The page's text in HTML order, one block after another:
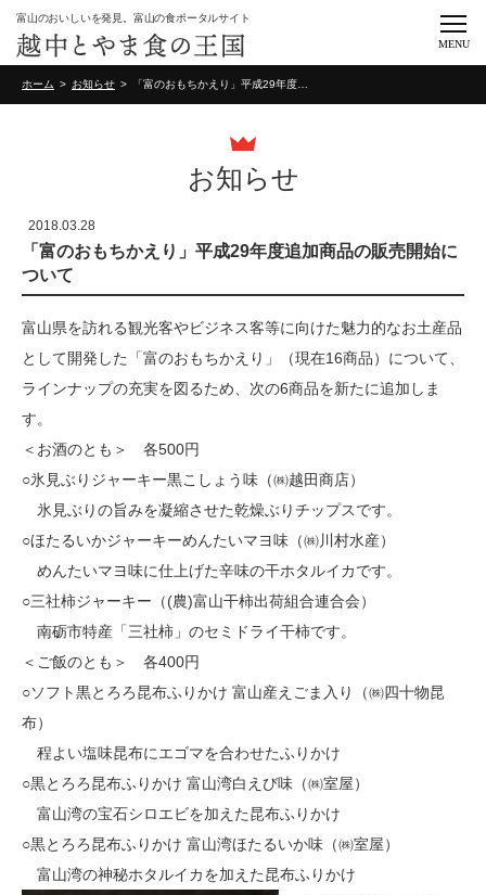
富山のおいしいを発見。富山の食ポータルサイト
MENU
ホーム お知らせ
お知らせ
2018.03.28
「富のおもちかえり」平成29年度追加商品の販売開始に
ついて
富山県を訪れる観光客やビジネス客等に向けた魅力的なお土産品
として開発した「富のおもちかえり」（現在16商品）について、
ラインナップの充実を図るため、次の6商品を新たに追加しま
す。
＜お酒のとも＞ 各500円
○氷見ぶりジャーキー黒こしょう味（㈱越田商店）
氷見ぶりの旨みを凝縮させた乾燥ぶりチップスです。
○ほたるいかジャーキーめんたいマヨ味（㈱川村水産）
めんたいマヨ味に仕上げた辛味の干ホタルイカです。
○三社柿ジャーキー（(農)富山干柿出荷組合連合会）
南砺市特産「三社柿」のセミドライ干柿です。
＜ご飯のとも＞ 各400円
○ソフト黒とろろ昆布ふりかけ 富山産えごま入り（㈱四十物昆
布）
程よい塩味昆布にエゴマを合わせたふりかけ
○黒とろろ昆布ふりかけ 富山湾白えび味（㈱室屋）
富山湾の宝石シロエビを加えた昆布ふりかけ
○黒とろろ昆布ふりかけ 富山湾ほたるいか味（㈱室屋）
富山湾の神秘ホタルイカを加えた昆布ふりかけ